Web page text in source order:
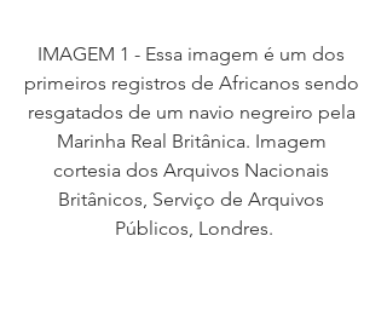
IMAGEM 1 - Essa imagem é um dos
primeiros registros de Africanos sendo
resgatados de um navio negreiro pela
Marinha Real Britânica. Imagem
cortesia dos Arquivos Nacionais
Britânicos, Serviço de Arquivos
Públicos, Londres.